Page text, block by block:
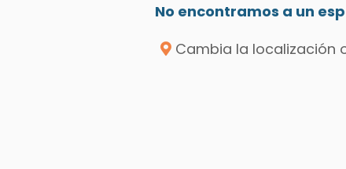
No encontramos a un
Cambia la localización